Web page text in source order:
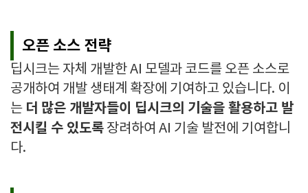
오픈 소스 전략
딥시크는 자체 개발한 AI 모델과 코드를 오픈 소스로
공개하여 개발 생태계 확장에 기여하고 있습니다. 이
는 더 많은 개발자들이 딥시크의 기술을 활용하고 발
전시킬 수 있도록 장려하여 AI 기술 발전에 기여합니
다.